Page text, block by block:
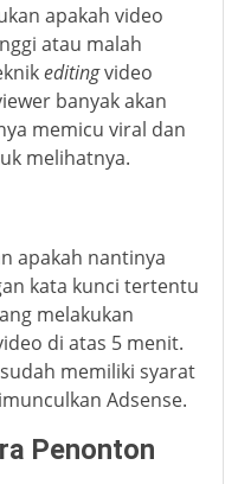
apakah video
atau malah
editingvideo
banyak akan
memicu viral dan
melihatnya.
apakah nantinya
kata kunci tertentu
melakukan
di atas 5 menit.
memiliki syarat
Adsense.
Penonton